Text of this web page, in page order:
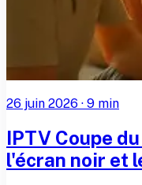
26 juin 2026 · 9 min
IPTV Coupe
l'écran noir et